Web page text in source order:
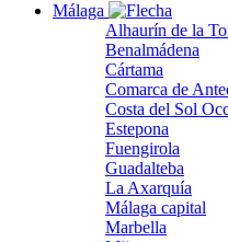
Málaga
Alhaurín de la
Benalmádena
Cártama
Comarca de
Costa del Sol
Estepona
Fuengirola
Guadalteba
La Axarquía
Málaga capital
Marbella